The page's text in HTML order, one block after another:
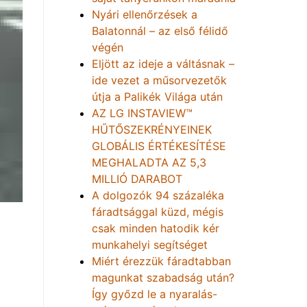
Nyári ellenőrzések a
Balatonnál – az első félidő
végén
Eljött az ideje a váltásnak –
ide vezet a műsorvezetők
útja a Palikék Világa után
AZ LG INSTAVIEW™
HŰTŐSZEKRÉNYEINEK
GLOBÁLIS ÉRTÉKESÍTÉSE
MEGHALADTA AZ 5,3
MILLIÓ DARABOT
A dolgozók 94 százaléka
fáradtsággal küzd, mégis
csak minden hatodik kér
munkahelyi segítséget
Miért érezzük fáradtabban
magunkat szabadság után?
Így győzd le a nyaralás-